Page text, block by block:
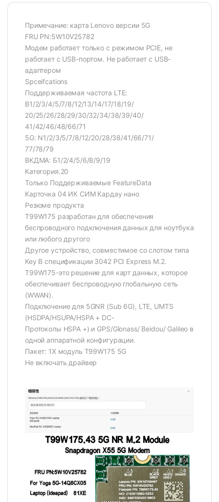
Примечание: карта Lenovo версии 5G
FRU PN:5W10V25782
Модем работает только с режимом PCIE, не
работает с USB-портом. Не работает с USB-
адаптером
Spceifcations
Поддерживаемая частота LTE:
B1/2/3/4/5/7/8/12/13/14/17/18/19/
20/25/26/28/29/30/32/34/38/39/40/
41/42/46/48/66/71
5G: N1/2/3/5/7/8/12/20/28/38/41/66/71/
77/78/79
ВКДМА: Б1/2/4/5/6/8/9/19
Категория.20
Только Поддерживаемые FeatureData
Карточка 04 ИК СИМ Кардау нано
Резюме продукта
T99W175 разработан для обеспечения
беспроводного подключения данных для ноутбука
или любого другого
Другое устройство, совместимое со слотом типа
Key B спецификации 3042 PCI Express M.2.
T99W175-это решение для карт данных, которое
обеспечивает беспроводную глобальную сеть
(WWAN).
Подключение для 5GNR (Sub 6G), LTE, UMTS
(HSDPA/HSUPA/HSPA + DC-
Протоколы HSPA +) и GPS/Glonass/ Beidou/ Galileo в
одной аппаратной конфигурации.
Пакет: 1X модуль T99W175 5G
Не включать драйвер